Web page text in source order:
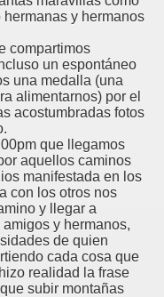
y hermanos
compartimos
un espontáneo
una medalla (una
alimentarnos) por el
acostumbradas fotos
que llegamos
aquellos caminos
manifestada en los
con los otros nos
y llegar a
y hermanos,
de quien
cada cosa que
realidad la frase
subir montañas